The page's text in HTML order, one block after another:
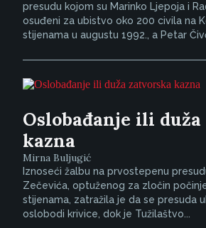
presudu kojom su Marinko Ljepoja i
osuđeni za ubistvo oko 200 civila na
stijenama u augustu 1992., a Petar
Oslobađanje ili
kazna
Mirna Buljugić
Iznoseći žalbu na prvostepenu
Zečevića, optuženog za zločin
stijenama, zatražila je da se presuda
oslobodi krivice, dok je Tužilaštvo...